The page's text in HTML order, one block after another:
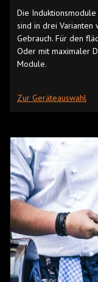
Die
sind in drei
Gebrauch. Für den
Oder mit maximaler
Module.
Zur Geräteauswahl